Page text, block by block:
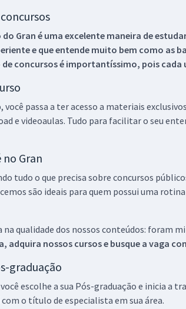
Gran é uma excelente maneira de
e que entende muito bem como as
concursos é importantíssimo, pois
você passa a ter acesso a materiais
e videoaulas. Tudo para facilitar o seu
Gran
tudo o que precisa sobre concursos
são ideais para quem possui uma
qualidade dos nossos conteúdos: foram
adquira nossos cursos e busque a vaga
graduação
escolhe a sua Pós-graduação e inicia a
o título de especialista em sua área.